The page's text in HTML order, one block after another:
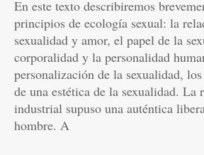
En este texto describiremos
principios de ecología sexual: la
sexualidad y amor, el papel de la
corporalidad y la personalidad
personalización de la sexualidad,
de una estética de la sexualidad. La
industrial supuso una auténtica
hombre. A